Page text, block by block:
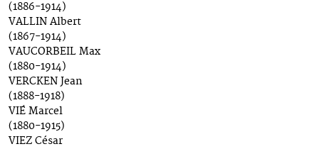
(1886-1914)
VALLIN Albert
(1867-1914)
VAUCORBEIL Max
(1880-1914)
VERCKEN Jean
(1888-1918)
VIÉ Marcel
(1880-1915)
VIEZ César